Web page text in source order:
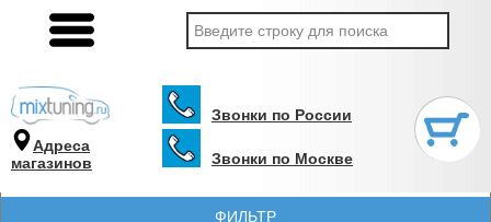
Адреса
магазинов
Звонки по России
Звонки по Москве
ФИЛЬТР